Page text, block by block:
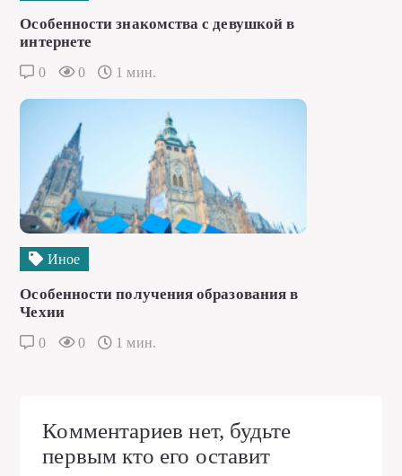
Особенности знакомства с девушкой в
интернете
0 0 1 мин.
Иное
Особенности получения образования в
Чехии
0 0 1 мин.
Комментариев нет, будьте
первым кто его оставит